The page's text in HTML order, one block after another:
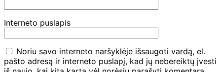
Interneto puslapis
Noriu savo interneto naršyklėje išsaugoti vardą, el.
pašto adresą ir interneto puslapį, kad jų nebereiktų įvesti